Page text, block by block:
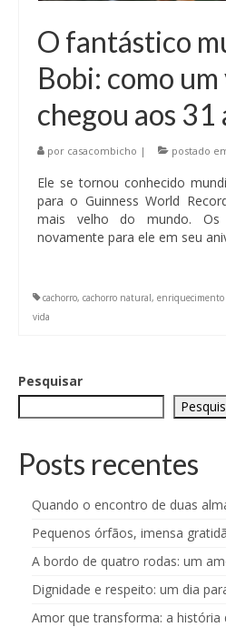
O fantástico
Bobi: como
chegou aos 31
por casacombicho | postado
Ele se tornou conhecido
para o Guinness World
mais velho do mundo. Os
novamente para ele em seu
cachorro, cachorro natural,
vida
Pesquisar
Posts recentes
Quando o encontro de duas
Pequenos órfãos, imensa
A bordo de quatro rodas: um
Dignidade e respeito: um dia
Amor que transforma: a história